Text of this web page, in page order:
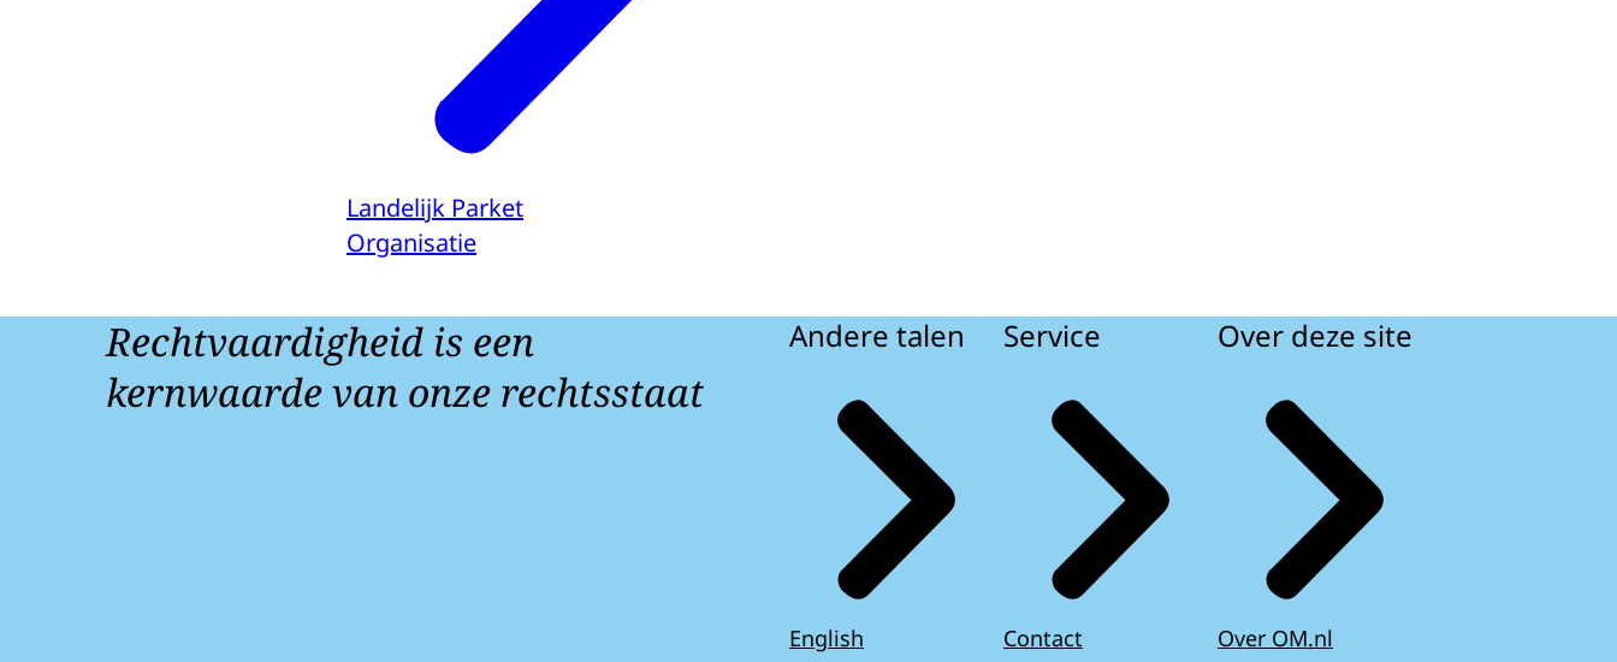
Landelijk Parket
Organisatie
Rechtvaardigheid is een
kernwaarde van onze rechtsstaat
Andere talen
English
Service
Contact
Over deze site
Over OM.nl